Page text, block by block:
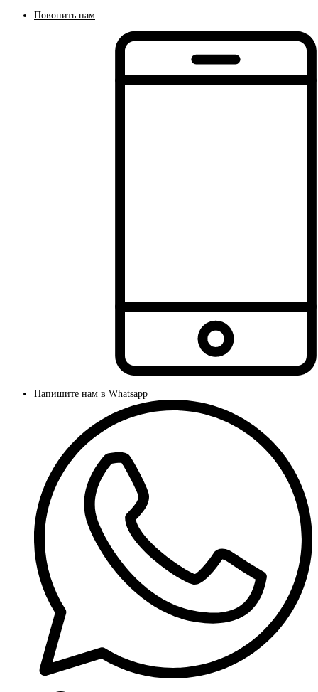
Повонить нам
Напишите нам в Whatsapp